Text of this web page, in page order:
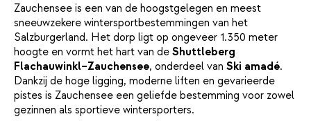
Zauchensee is een van de hoogstgelegen en meest
sneeuwzekere wintersportbestemmingen van het
Salzburgerland. Het dorp ligt op ongeveer 1.350 meter
hoogte en vormt het hart van de Shuttleberg
Flachauwinkl–Zauchensee, onderdeel van Ski amadé.
Dankzij de hoge ligging, moderne liften en gevarieerde
pistes is Zauchensee een geliefde bestemming voor zowel
gezinnen als sportieve wintersporters.